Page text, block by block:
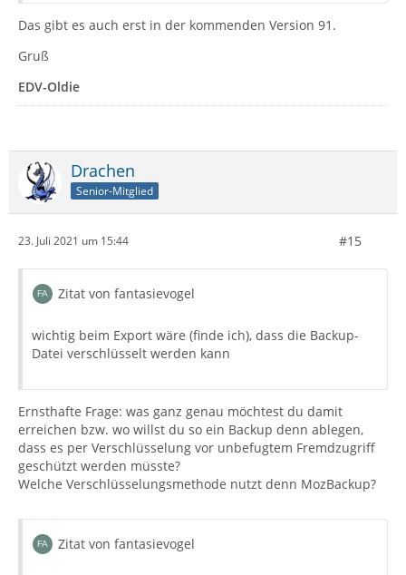
Das gibt es auch erst in der kommenden Version 91.
Gruß
EDV-Oldie
Drachen
Senior-Mitglied
23. Juli 2021 um 15:44 #15
Zitat von fantasievogel
wichtig beim Export wäre (finde ich), dass die Backup-
Datei verschlüsselt werden kann
Ernsthafte Frage: was ganz genau möchtest du damit
erreichen bzw. wo willst du so ein Backup denn ablegen,
dass es per Verschlüsselung vor unbefugtem Fremdzugriff
geschützt werden müsste?
Welche Verschlüsselungsmethode nutzt denn MozBackup?
Zitat von fantasievogel